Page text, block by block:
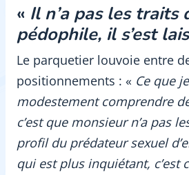
« Il n’a pas les traits
pédophile, il s’est
Le parquetier louvoie entre
positionnements : « Ce que
modestement comprendre
c’est que monsieur n’a pas
profil du prédateur sexuel
qui est plus inquiétant, c’est